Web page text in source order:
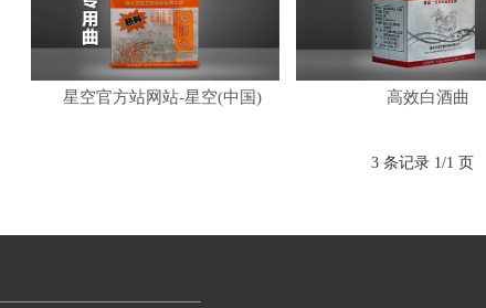
星空官方站网站-星空(中国) 高效白酒曲
3 条记录 1/1 页